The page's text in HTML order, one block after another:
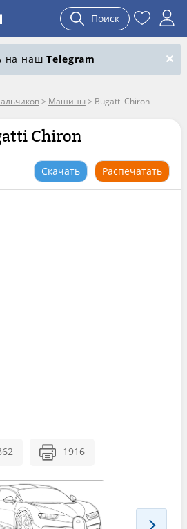
Поиск
на нашTelegram
> Машины > Bugatti Chiron
Chiron
Скачать Распечатать
1916